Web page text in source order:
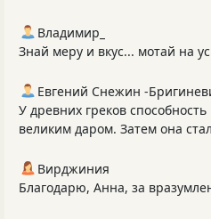
Владимир_
Знай меру и вкус... мотай на
Евгений Снежин -
У древних греков
великим даром. Затем она
Вирджиния
Благодарю, Анна, за